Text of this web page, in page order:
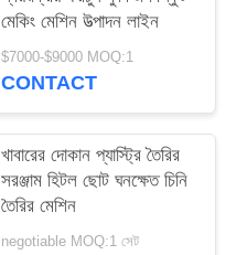
মেকিং মেশিন উত্পাদন লাইন
$7000-$9000 MOQ:1
CONTACT
খাবারের দোকান প্যাস্ট্রি তৈরির
সরঞ্জাম হিটল ছোট ঘনক্ষেত চিনি
তৈরির মেশিন
negotiable MOQ:1 সেট